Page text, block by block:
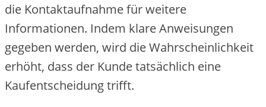
die Kontaktaufnahme für weitere
Informationen. Indem klare Anweisungen
gegeben werden, wird die Wahrscheinlichkeit
erhöht, dass der Kunde tatsächlich eine
Kaufentscheidung trifft.